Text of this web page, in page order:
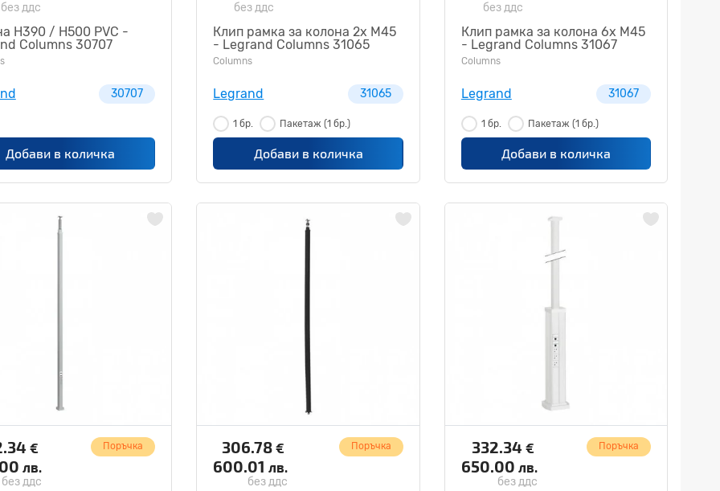
без ддс
Н390 / Н500 PVC -
Columns 30707
30707
Добави в количка
без ддс
Клип рамка за колона 2х М45
- Legrand Columns 31065
Columns
Legrand 31065
1 бр. Пакетаж(1 бр.)
Добави в количка
без ддс
Клип рамка за колона 6х М45
- Legrand Columns 31067
Columns
Legrand 31067
1 бр. Пакетаж (1 бр.)
Добави в количка
€
лв.
без ддс
Поръчка 306.78€
600.01лв.
без ддс
Поръчка 332.34 €
650.00 лв.
без ддс
Поръчка